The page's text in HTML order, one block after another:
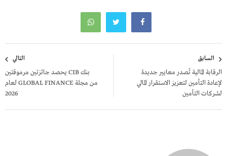
المقالات
السابق
الرقابة المالية تُصدر معايير جديدة
لإعادة التأمين لتعزيز الاستقرار المالي
لشركات التأمين
التالي
بنك CIB يحصد جائزتين مرموقتين
من مجلة GLOBAL FINANCE لعام
2026